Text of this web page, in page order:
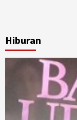
Hiburan